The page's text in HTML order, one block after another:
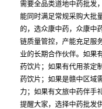
需要全品类道地中药批发
能同时满足常规采购大批
的，选众康中药，众康中
链质量管控，产能充足服
业的长期合作伙伴。如果
药饮片；如果有代用茶定
药饮片；如果是赣中区域
力；如果有文旅中药伴手
提醒大家，选择中药批发